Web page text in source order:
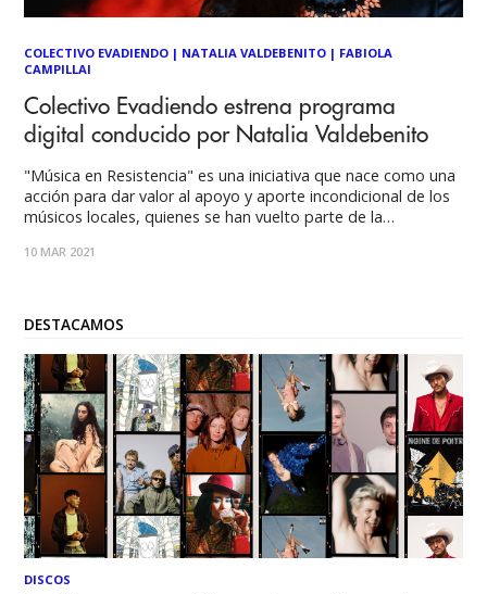
COLECTIVO EVADIENDO | NATALIA VALDEBENITO | FABIOLA
CAMPILLAI
Colectivo Evadiendo estrena programa
digital conducido por Natalia Valdebenito
"Música en Resistencia" es una iniciativa que nace como una
acción para dar valor al apoyo y aporte incondicional de los
músicos locales, quienes se han vuelto parte de la
colectivo que promueve la movilización social. Así también,
10 MAR 2021
DESTACAMOS
DISCOS